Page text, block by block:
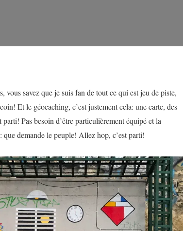
vous savez que je suis fan de tout ce qui est jeu de piste,
Et le géocaching, c’est justement cela: une carte, des
Pas besoin d’être particulièrement équipé et la
demande le peuple! Allez hop, c’est parti!